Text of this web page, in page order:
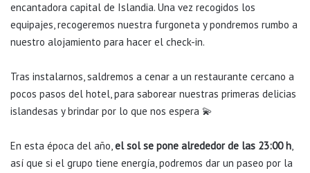
encantadora capital de Islandia. Una vez recogidos los
equipajes, recogeremos nuestra furgoneta y pondremos rumbo a
nuestro alojamiento para hacer el check-in.
Tras instalarnos, saldremos a cenar a un restaurante cercano a
pocos pasos del hotel, para saborear nuestras primeras delicias
islandesas y brindar por lo que nos espera 💫
En esta época del año,el sol se pone alrededor de las 23:00 h,
así que si el grupo tiene energía, podremos dar un paseo por la